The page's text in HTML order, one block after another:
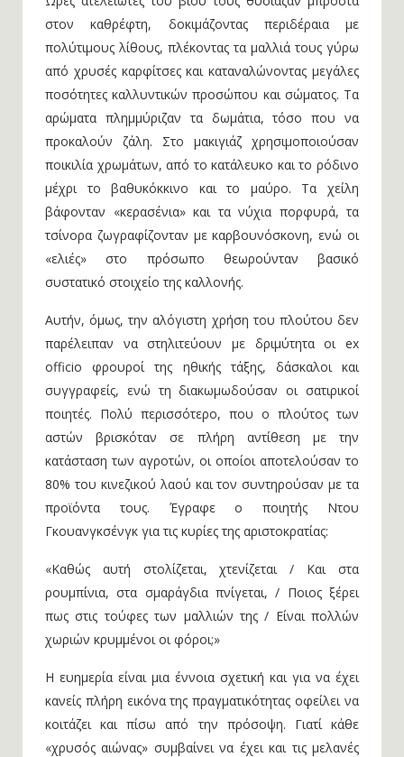
στον καθρέφτη, δοκιμάζοντας περιδέραια με
πολύτιμους λίθους, πλέκοντας τα μαλλιά τους γύρω
από χρυσές καρφίτσες και καταναλώνοντας μεγάλες
ποσότητες καλλυντικών προσώπου και σώματος. Τα
αρώματα πλημμύριζαν τα δωμάτια, τόσο που να
προκαλούν ζάλη. Στο μακιγιάζ χρησιμοποιούσαν
ποικιλία χρωμάτων, από το κατάλευκο και το ρόδινο
μέχρι το βαθυκόκκινο και το μαύρο. Τα χείλη
βάφονταν «κερασένια» και τα νύχια πορφυρά, τα
τσίνορα ζωγραφίζονταν με καρβουνόσκονη, ενώ οι
«ελιές» στο πρόσωπο θεωρούνταν βασικό
συστατικό στοιχείο της καλλονής.
Αυτήν, όμως, την αλόγιστη χρήση του πλούτου δεν
παρέλειπαν να στηλιτεύουν με δριμύτητα οι ex
officio φρουροί της ηθικής τάξης, δάσκαλοι και
συγγραφείς, ενώ τη διακωμωδούσαν οι σατιρικοί
ποιητές. Πολύ περισσότερο, που ο πλούτος των
αστών βρισκόταν σε πλήρη αντίθεση με την
κατάσταση των αγροτών, οι οποίοι αποτελούσαν το
80% του κινεζικού λαού και τον συντηρούσαν με τα
προϊόντα τους. Έγραφε ο ποιητής Ντου
Γκουανγκσένγκ για τις κυρίες της αριστοκρατίας:
«Καθώς αυτή στολίζεται, χτενίζεται / Και στα
ρουμπίνια, στα σμαράγδια πνίγεται, / Ποιος ξέρει
πως στις τούφες των μαλλιών της / Είναι πολλών
χωριών κρυμμένοι οι φόροι;»
Η ευημερία είναι μια έννοια σχετική και για να έχει
κανείς πλήρη εικόνα της πραγματικότητας οφείλει να
κοιτάζει και πίσω από την πρόσοψη. Γιατί κάθε
«χρυσός αιώνας» συμβαίνει να έχει και τις μελανές